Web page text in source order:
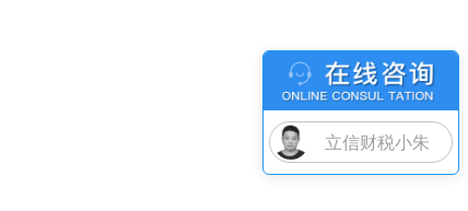
立信财税小朱